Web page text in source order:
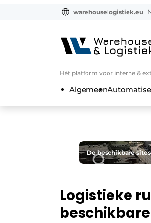
warehouselogistiek.eu
Hét platform voor interne &
Algemeen
De beschikbare
Logistieke